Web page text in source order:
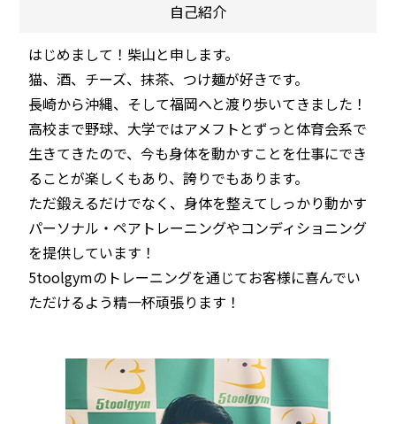
自己紹介
はじめまして！柴山と申します。
猫、酒、チーズ、抹茶、つけ麺が好きです。
長崎から沖縄、そして福岡へと渡り歩いてきました！
高校まで野球、大学ではアメフトとずっと体育会系で
生きてきたので、今も身体を動かすことを仕事にでき
ることが楽しくもあり、誇りでもあります。
ただ鍛えるだけでなく、身体を整えてしっかり動かす
パーソナル・ペアトレーニングやコンディショニング
を提供しています！
5toolgymのトレーニングを通じてお客様に喜んでい
ただけるよう精一杯頑張ります！